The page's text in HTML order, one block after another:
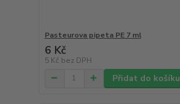
Pasteurova pipeta PE 7 ml
6 Kč
5 Kč bez DPH
Přidat do košíku